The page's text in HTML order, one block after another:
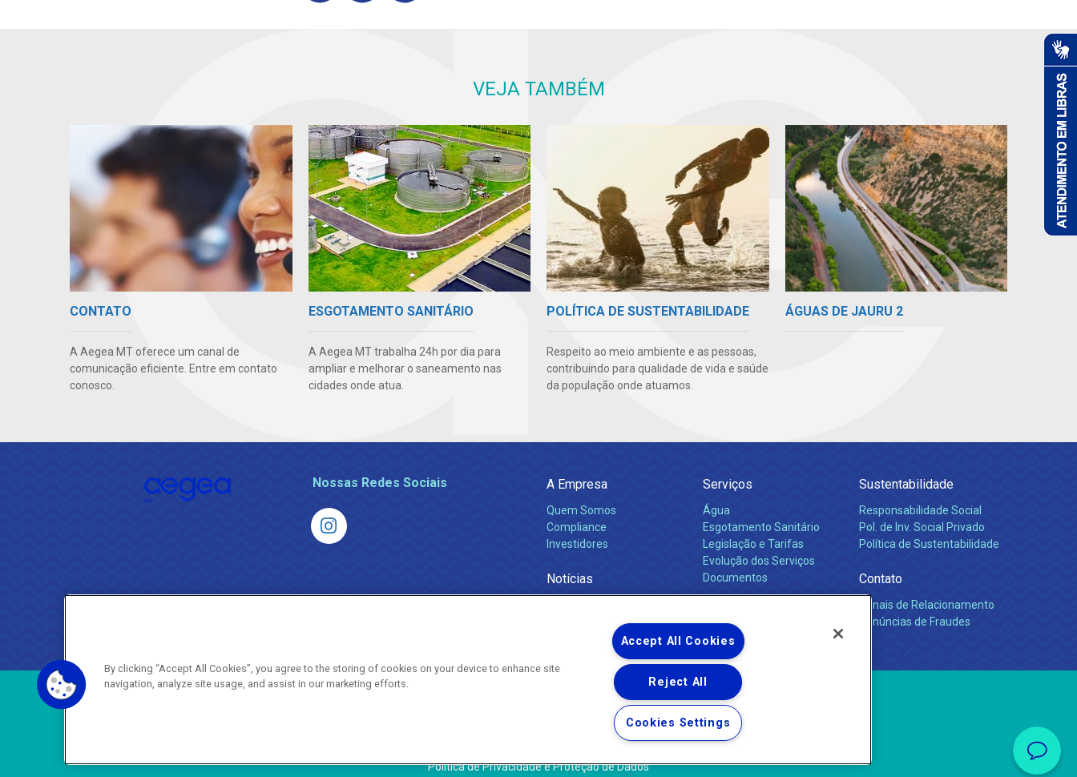
VEJA TAMBÉM
CONTATO
A Aegea MT oferece um canal de
comunicação eficiente. Entre em contato
conosco.
ESGOTAMENTO SANITÁRIO
A Aegea MT trabalha 24h por dia para
ampliar e melhorar o saneamento nas
cidades onde atua.
POLÍTICA DE SUSTENTABILIDADE
Respeito ao meio ambiente e as pessoas,
contribuindo para qualidade de vida e saúde
da população onde atuamos.
ÁGUAS DE JAURU 2
Nossas Redes Sociais A Empresa
Quem Somos
Compliance
Investidores
Notícias
Serviços
Água
Esgotamento Sanitário
Legislação e Tarifas
Evolução dos Serviços
Documentos
Sustentabilidade
Responsabilidade Social
Pol. de Inv. Social Privado
Política de Sustentabilidade
Contato
Canais de Relacionamento
Denúncias de Fraudes
Copyright ® 2026 - Todos os Direitos Reservados.
Política de Privacidade e Proteção de Dados
By clicking “Accept All Cookies”, you agree to the storing of cookies on your device to enhance site
navigation, analyze site usage, and assist in our marketing efforts.
Accept All Cookies
Reject All
Cookies Settings